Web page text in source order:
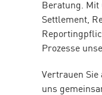
Beratung.
Settlement,
Prozesse
Vertrauen
uns